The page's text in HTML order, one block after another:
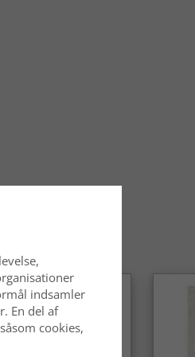
mode. De passer lige godt i
indsamler
En del af
cookies,